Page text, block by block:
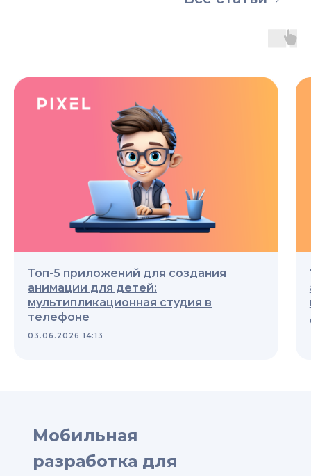
Топ-5 приложений для создания
анимации для детей:
мультипликационная студия в
телефоне
03.06.2026 14:13
Мобильная
разработка для